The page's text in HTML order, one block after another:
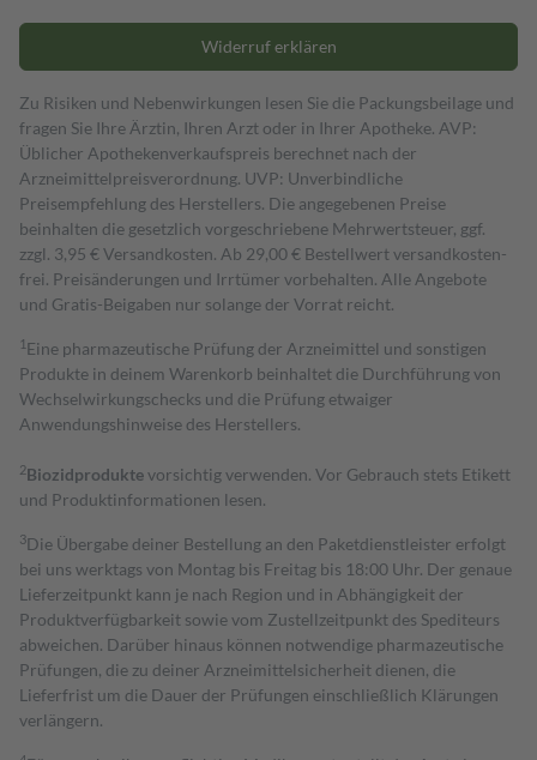
Widerruf erklären
Zu Risiken und Nebenwirkungen lesen Sie die Packungsbeilage und
fragen Sie Ihre Ärztin, Ihren Arzt oder in Ihrer Apotheke. AVP:
Üblicher Apothekenverkaufspreis berechnet nach der
Arzneimittelpreisverordnung. UVP: Unverbindliche
Preisempfehlung des Herstellers. Die angegebenen Preise
beinhalten die gesetzlich vorgeschriebene Mehrwertsteuer, ggf.
zzgl. 3,95 € Versandkosten. Ab 29,00 € Bestell­wert versand­kosten­
frei. Preisänderungen und Irrtümer vorbehalten. Alle Angebote
und Gratis-Beigaben nur solange der Vorrat reicht.
1 Eine pharmazeutische Prüfung der Arzneimittel und sonstigen
Produkte in deinem Warenkorb beinhaltet die Durchführung von
Wechselwirkungschecks und die Prüfung etwaiger
Anwendungshinweise des Herstellers.
2Biozidproduktevorsichtig verwenden. Vor Gebrauch stets Etikett
und Produktinformationen lesen.
3Die Übergabe deiner Bestellung an den Paketdienstleister erfolgt
bei uns werktags von Montag bis Freitag bis 18:00 Uhr. Der genaue
Lieferzeitpunkt kann je nach Region und in Abhängigkeit der
Produktverfügbarkeit sowie vom Zustellzeitpunkt des Spediteurs
abweichen. Darüber hinaus können notwendige pharmazeutische
Prüfungen, die zu deiner Arzneimittelsicherheit dienen, die
Lieferfrist um die Dauer der Prüfungen einschließlich Klärungen
verlängern.